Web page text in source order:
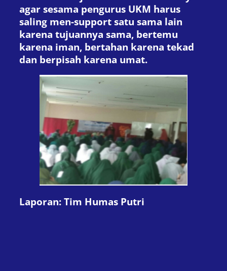
agar sesama pengurus UKM harus
saling men-support satu sama lain
karena tujuannya sama, bertemu
karena iman, bertahan karena tekad
dan berpisah karena umat.
Laporan: Tim Humas Putri